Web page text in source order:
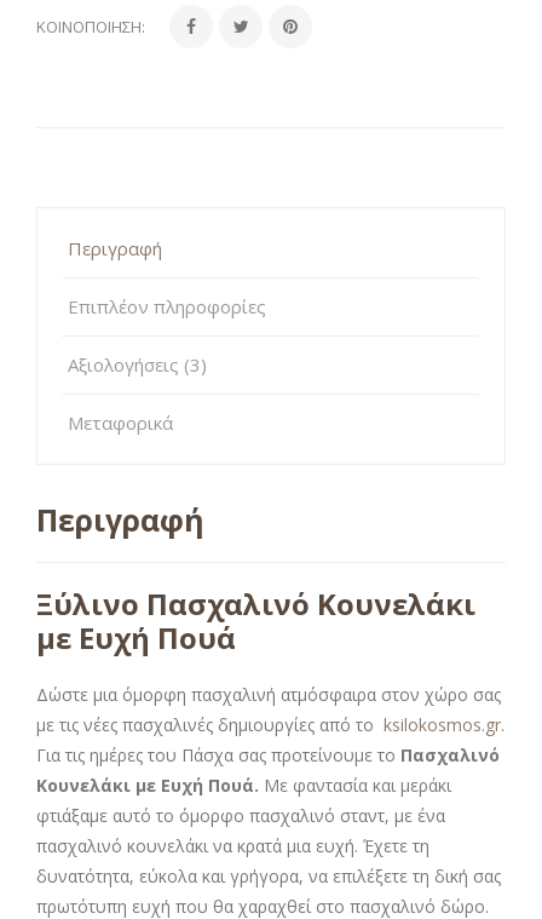
ΚΟΙΝΟΠΟΊΗΣΗ:
Περιγραφή
Επιπλέον πληροφορίες
Αξιολογήσεις (3)
Μεταφορικά
Περιγραφή
Ξύλινο Πασχαλινό Κουνελάκι
με Ευχή Πουά
Δώστε μια όμορφη πασχαλινή ατμόσφαιρα στον χώρο σας
με τις νέες πασχαλινές δημιουργίες από το ksilokosmos.gr.
Για τις ημέρες του Πάσχα σας προτείνουμε το Πασχαλινό
Κουνελάκι με Ευχή Πουά. Με φαντασία και μεράκι
φτιάξαμε αυτό το όμορφο πασχαλινό σταντ, με ένα
πασχαλινό κουνελάκι να κρατά μια ευχή. Έχετε τη
δυνατότητα, εύκολα και γρήγορα, να επιλέξετε τη δική σας
πρωτότυπη ευχή που θα χαραχθεί στο πασχαλινό δώρο.